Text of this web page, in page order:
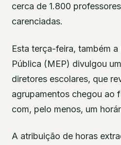
cerca de 1.800
carenciadas.
Esta terça-feira, também
Pública (MEP) divulgou
diretores escolares, que
agrupamentos chegou ao
com, pelo menos, um
A atribuição de horas